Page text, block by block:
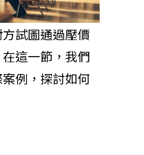
試圖通過壓價
這一節，我們
例，探討如何